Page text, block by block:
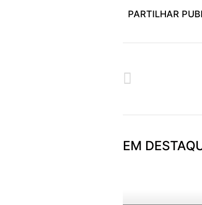
PARTILHAR
EM